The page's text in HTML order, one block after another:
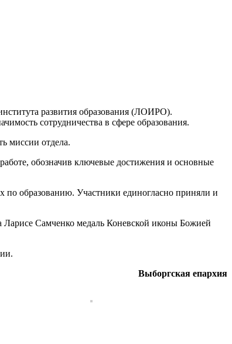
развития образования (ЛОИРО).
сотрудничества в сфере образования.
миссии отдела.
обозначив ключевые достижения и основные
по образованию. Участники единогласно приняли и
Ларисе Самченко медаль Коневской иконы Божией
Выборгская епархия